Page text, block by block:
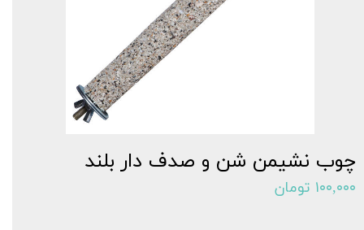
چوب نشیمن شن و صدف دار بلند
۱۰۰,۰۰۰ تومان